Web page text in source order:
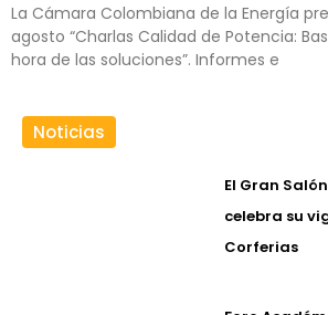
La Cámara Colombiana de la Energía
agosto “Charlas Calidad de Potencia:
hora de las soluciones”. Informes e
Noticias
El Gran
celebra su
Corferias